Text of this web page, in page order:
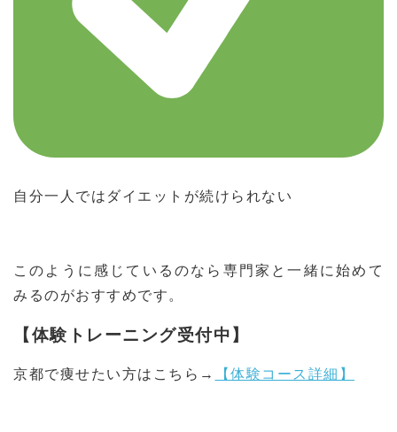
自分一人ではダイエットが続けられない
このように感じているのなら専門家と一緒に始めて
みるのがおすすめです。
【体験トレーニング受付中】
京都で痩せたい方はこちら→ 【体験コース詳細】